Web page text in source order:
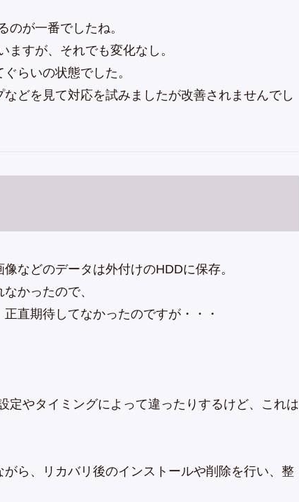
のが一番でしたね。
すが、それでも変化なし。
らいの状態でした。
どを見て対応を試みましたが改善されませんでし
などのデータは外付けのHDDに保存。
かったので、
直期待してなかったのですが・・・
定やタイミングによって違ったりするけど、これは
ら、リカバリ後のインストールや削除を行い、整